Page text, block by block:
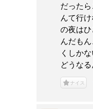
だった
んて行
の夜は
んだも
くしか
どうなる
ナイス